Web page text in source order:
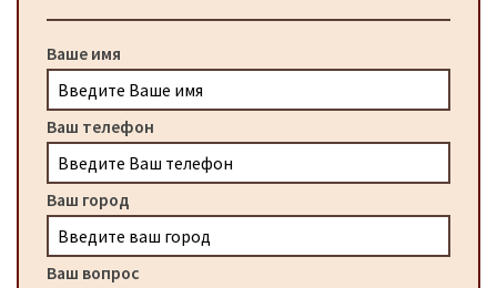
Ваше имя
Ваш телефон
Ваш город
Ваш вопрос